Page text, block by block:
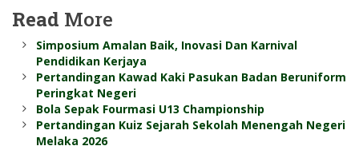
Read More
Simposium Amalan Baik, Inovasi Dan Karnival
Pendidikan Kerjaya
Pertandingan Kawad Kaki Pasukan Badan Beruniform
Peringkat Negeri
Bola Sepak Fourmasi U13 Championship
Pertandingan Kuiz Sejarah Sekolah Menengah Negeri
Melaka 2026